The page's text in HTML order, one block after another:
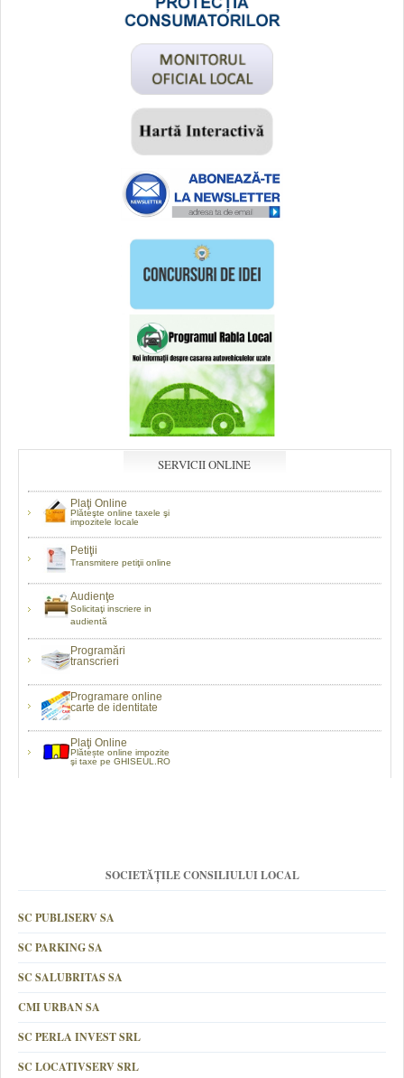
SERVICII ONLINE
Plaţi Online
Plăteşte online taxele şi
impozitele locale
Petiţii
Transmitere petiţii online
Audienţe
Solicitaţi inscriere in
audientă
Programări
transcrieri
Programare online
carte de identitate
Plaţi Online
Plătește online impozite
şi taxe pe GHISEUL.RO
SOCIETĂȚILE CONSILIULUI LOCAL
SC PUBLISERV SA
SC PARKING SA
SC SALUBRITAS SA
CMI URBAN SA
SC PERLA INVEST SRL
SC LOCATIVSERV SRL